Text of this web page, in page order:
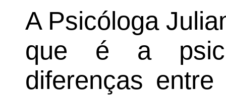
A Psicóloga
que é a
diferenças